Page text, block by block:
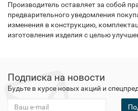
Производитель оставляет за собой
предварительного уведомления
изменения в конструкцию,
изготовления изделия с целью
Подписка на новости
Будьте в курсе новых акций и